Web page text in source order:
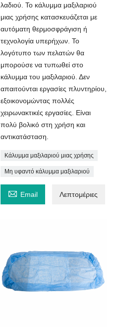
λαδιού. Το κάλυμμα μαξιλαριού
μιας χρήσης κατασκευάζεται με
αυτόματη θερμοσφράγιση ή
τεχνολογία υπερήχων. Το
λογότυπο των πελατών θα
μπορούσε να τυπωθεί στο
κάλυμμα του μαξιλαριού. Δεν
απαιτούνται εργασίες πλυντηρίου,
εξοικονομώντας πολλές
χειρωνακτικές εργασίες. Είναι
πολύ βολικό στη χρήση και
αντικατάσταση.
Κάλυμμα μαξιλαριού μιας χρήσης
Μη υφαντό κάλυμμα μαξιλαριού
 Email Λεπτομέριες